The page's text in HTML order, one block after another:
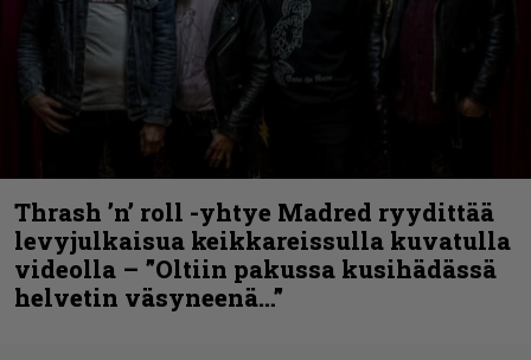
Thrash ’n’ roll -yhtye Madred ryydittää
levyjulkaisua keikkareissulla kuvatulla
videolla – ”Oltiin pakussa kusihädässä
helvetin väsyneenä…”